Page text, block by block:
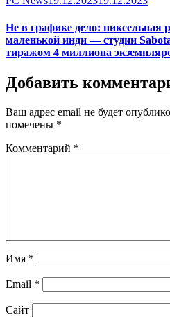
Не в графике дело: пиксельная
маленькой инди — студии
тиражом 4 миллиона
Добавить
Ваш адрес email не будет
помечены *
Комментарий *
Имя *
Email *
Сайт